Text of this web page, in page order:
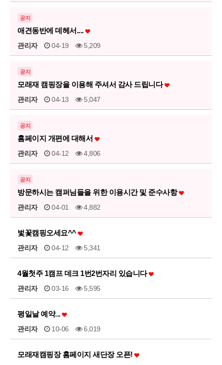
공지
애견동반에 데헤서....
관리자 04-19 5,209
공지
모래재 캠핑장을 이용해 주셔서 감사 드립니다
관리자 04-13 5,047
공지
홈페이지 개편에 대해서
관리자 04-12 4,806
공지
방문하시는 캠퍼님들을 위한 이용시간 및 준수사항
관리자 04-01 4,882
벛꽃캠핑오세요^^
관리자 04-12 5,341
4월첫주 1캠프 데크 1번2번자리 있습니다
관리자 03-16 5,595
평일날 예약...
관리자 10-06 6,019
모래재캠핑장 홈페이지 새단장 오픈!